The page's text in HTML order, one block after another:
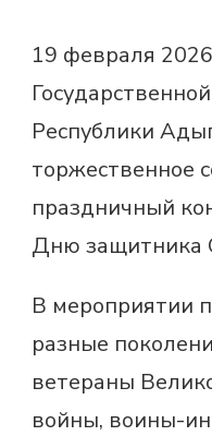
19 февраля
Республики
торжественное
праздничный
Дню защитника
В мероприятии
разные
ветераны
войны, воины-